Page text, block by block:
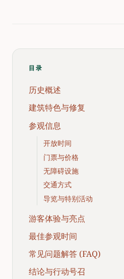
目录
历史概述
建筑特色与修复
参观信息
开放时间
门票与价格
无障碍设施
交通方式
导览与特别活动
游客体验与亮点
最佳参观时间
常见问题解答 (FAQ)
结论与行动号召